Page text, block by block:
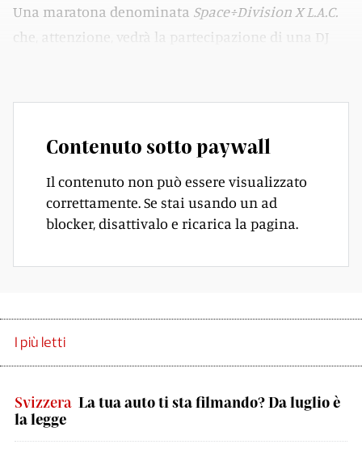
Una maratona denominata Space÷Division X L.A.C.
che, attenzione, vedrà la partecipazione di una DJ
Contenuto sotto paywall
Il contenuto non può essere visualizzato
correttamente. Se stai usando un ad
blocker, disattivalo e ricarica la pagina.
I più letti
Svizzera La tua auto ti sta filmando? Da luglio è
la legge